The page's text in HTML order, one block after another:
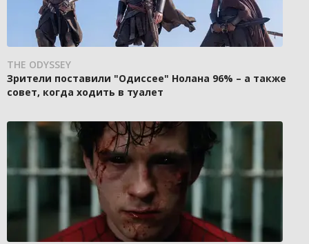
THE ODYSSEY
Зрители поставили "Одиссее" Нолана 96% – а также
совет, когда ходить в туалет